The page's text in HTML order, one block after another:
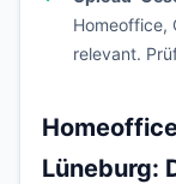
Homeoffice,
relevant.
Lüneburg: